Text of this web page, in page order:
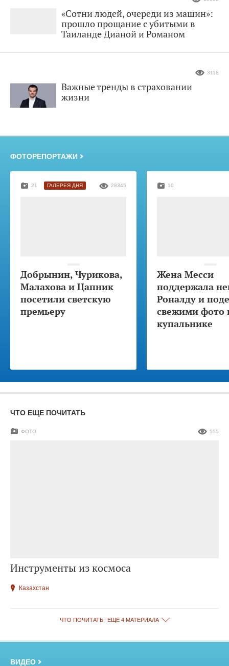
«Сотни людей, очереди из машин»:
прошло прощание с убитыми в
Таиланде Дианой и Романом
Важные тренды в страховании
жизни
3118
ФОТОРЕПОРТАЖИ
Добрынин, Чурикова,
Малахова и Цапник
посетили светскую
премьеру
21 ГАЛЕРЕЯ ДНЯ 28345
Жена Месси
поддержала
Роналду и
свежими фото
купальнике
10
ЧТО ЕЩЕ ПОЧИТАТЬ
Инструменты из космоса
ФОТО 555
Казахстан
ЧТО ПОЧИТАТЬ: ЕЩЁ 4 МАТЕРИАЛА
ВИДЕО